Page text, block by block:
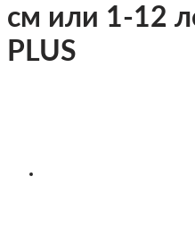
см или 1-12
PLUS